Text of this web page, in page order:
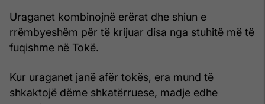
Uraganet kombinojnë erërat dhe shiun e
rrëmbyeshëm për të krijuar disa nga stuhitë më të
fuqishme në Tokë.
Kur uraganet janë afër tokës, era mund të
shkaktojë dëme shkatërruese, madje edhe